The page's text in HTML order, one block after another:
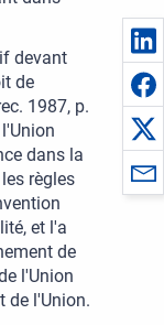
devant
de
1987, p.
dans la
règles
et l'a
de
l'Union
de l'Union.